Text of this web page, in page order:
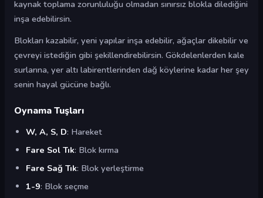
kaynak toplama zorunluluğu olmadan sınırsız blokla dilediğini
inşa edebilirsin.
Blokları kazabilir, yeni yapılar inşa edebilir, ağaçlar dikebilir ve
çevreyi istediğin gibi şekillendirebilirsin. Gökdelenlerden kale
surlarına, yer altı labirentlerinden dağ köylerine kadar her şey
senin hayal gücüne bağlı.
Oynama Tuşları
W, A, S, D: Hareket
Fare Sol Tık: Blok kırma
Fare Sağ Tık: Blok yerleştirme
1-9: Blok seçme